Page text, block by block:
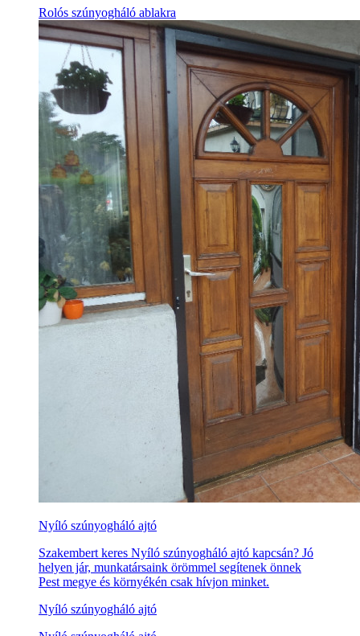
Rolós szúnyogháló ablakra
Nyíló szúnyogháló ajtó
Szakembert keres Nyíló szúnyogháló ajtó kapcsán? Jó
helyen jár, munkatársaink örömmel segítenek önnek
Pest megye és környékén csak hívjon minket.
Nyíló szúnyogháló ajtó